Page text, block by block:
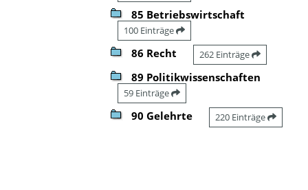
85 Betriebswirtschaft
100 Einträge
86 Recht 262 Einträge
89 Politikwissenschaften
59 Einträge
90 Gelehrte 220 Einträge